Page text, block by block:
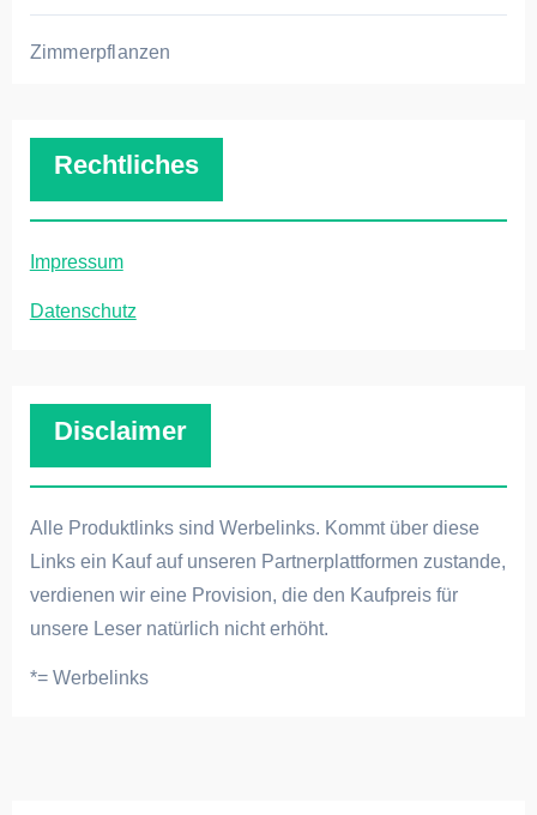
Zimmerpflanzen
Rechtliches
Impressum
Datenschutz
Disclaimer
Alle Produktlinks sind Werbelinks. Kommt über diese
Links ein Kauf auf unseren Partnerplattformen zustande,
verdienen wir eine Provision, die den Kaufpreis für
unsere Leser natürlich nicht erhöht.
*= Werbelinks